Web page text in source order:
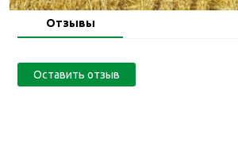
Отзывы
Оставить отзыв